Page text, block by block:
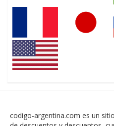
codigo-argentina.com es un